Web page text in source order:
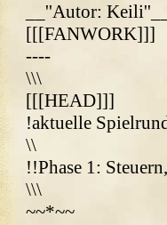
__''Autor:
[[[FANWORK]]]
----
\\\
[[[HEAD]]]
!aktuelle
\\
!!Phase 1:
\\\
~~*~~